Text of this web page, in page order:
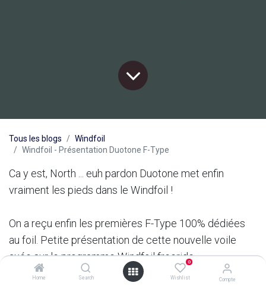
Home Search
0
Wishlist Compte
Tous les blogs
Windfoil
Windfoil - Présentation Duotone F-Type
Ca y est, North ... euh pardon Duotone met enfin
vraiment les pieds dans le Windfoil !
On a reçu enfin les premières F-Type 100% dédiées
au foil. Petite présentation de cette nouvelle voile
axée sur le programme Windfoil freeride.